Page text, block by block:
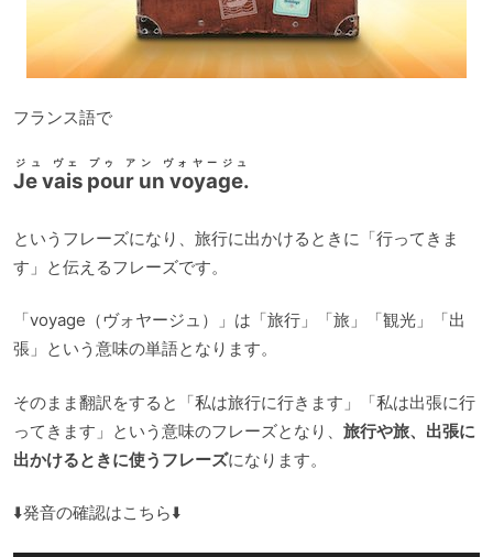
フランス語で
Je vais pour un voyage.
ジュ ヴェ プゥ アン ヴォヤージュ
というフレーズになり、旅行に出かけるときに「行ってきま
す」と伝えるフレーズです。
「voyage（ヴォヤージュ）」は「旅行」「旅」「観光」「出
張」という意味の単語となります。
そのまま翻訳をすると「私は旅行に行きます」「私は出張に行
ってきます」という意味のフレーズとなり、 旅行や旅、出張に
出かけるときに使うフレーズになります。
⬇️発音の確認はこちら⬇️